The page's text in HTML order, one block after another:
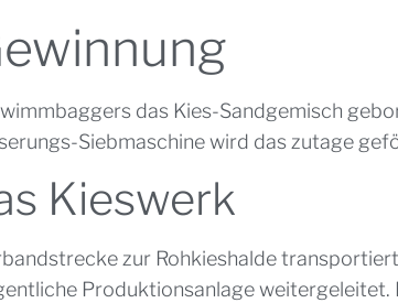
das Kies-Sandgemisch
Siebmaschine wird das zutage
Kieswerk
zur Rohkieshalde
Produktionsanlage